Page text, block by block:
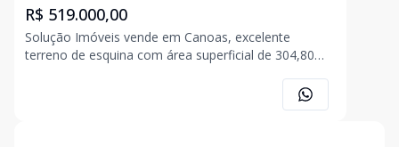
R$ 519.000,00
Solução Imóveis vende em Canoas, excelente
terreno de esquina com área superficial de 304,80m²,
aproveitamento comercial, próximo ao Canoas Park